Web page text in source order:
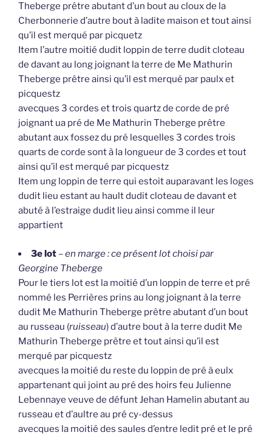
Theberge prêtre abutant d’un bout au cloux de la
Cherbonnerie d’autre bout à ladite maison et tout ainsi
qu’il est merqué par picquetz
Item l’autre moitié dudit loppin de terre dudit cloteau
de davant au long joignant la terre de Me Mathurin
Theberge prêtre ainsi qu’il est merqué par paulx et
picquestz
avecques 3 cordes et trois quartz de corde de pré
joignant ua pré de Me Mathurin Theberge prêtre
abutant aux fossez du pré lesquelles 3 cordes trois
quarts de corde sont à la longueur de 3 cordes et tout
ainsi qu’il est merqué par picquestz
Item ung loppin de terre qui estoit auparavant les loges
dudit lieu estant au hault dudit cloteau de davant et
abuté à l’estraige dudit lieu ainsi comme il leur
appartient
3e lot –en marge : ce présent lot choisi par
Georgine Theberge
Pour le tiers lot est la moitié d’un loppin de terre et pré
nommé les Perrières prins au long joignant à la terre
dudit Me Mathurin Theberge prêtre abutant d’un bout
au russeau (ruisseau) d’autre bout à la terre dudit Me
Mathurin Theberge prêtre et tout ainsi qu’il est
merqué par picquestz
avecques la moitié du reste du loppin de pré à eulx
appartenant qui joint au pré des hoirs feu Julienne
Lebennaye veuve de défunt Jehan Hamelin abutant au
russeau et d’aultre au pré cy-dessus
avecques la moitié des saules d’entre ledit pré et le pré